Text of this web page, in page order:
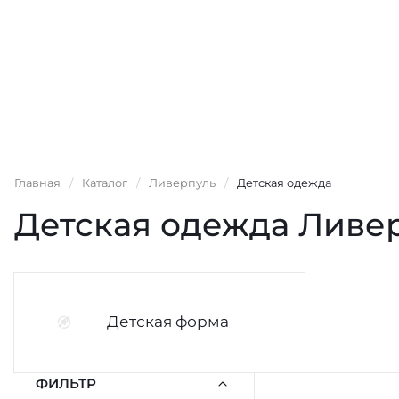
Главная / Каталог / Ливерпуль / Детская одежда
Детская одежда
Детская форма
ФИЛЬТР